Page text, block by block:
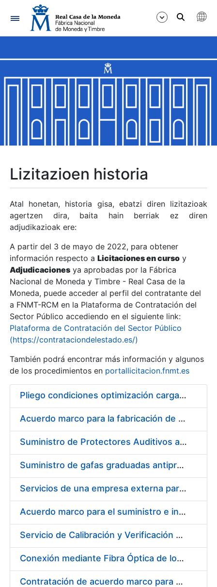
Nabigazioa
Erakutsi/Ezkutatu
Erakutsi/Ezkutatu
Erakutsi/Ezkutatu
Erakutsi/Ezkutatu
Erakutsi/Ezkutatu
Erakutsi/Ezkutatu
Erakutsi/Ezkutatu
Erakutsi/Ezkutatu
Lizitazioen historia
Atal honetan, historia gisa, ebatzi diren lizitazioak
agertzen dira, baita hain berriak ez diren
adjudikazioak ere:
A partir del 3 de mayo de 2022, para obtener
información respecto a Licitaciones en curso y
Adjudicaciones ya aprobadas por la Fábrica
Nacional de Moneda y Timbre - Real Casa de la
Moneda, puede acceder al perfil del contratante del
a FNMT-RCM en la Plataforma de Contratación del
Sector Público accediendo en el siguiente link:
Plataforma de Contratación del Sector Público
(https://contrataciondelestado.es/)
También podrá encontrar más información y algunos
de los procedimientos en portallicitacion.fnmt.es
Pliego condiciones optimización cargas compras firmado
Acuerdo marco para la fabricación de piezas
Suministro de Protectores Auditivos a medida para las personas trabajadoras de los Centros de Trabajo de Madrid y Burgos
Suministro de gafas graduadas antiproyecciones para los trabajadores de la FNMT-RCM en los centros de trabajo de Madrid y Burgos
Servicios de una empresa externa para el asesoramiento y resolución de los recursos de alzada que se presentan relacionados con procesos de selección para la FNMT-RCM
Acuerdo marco para el suministro e instalación de persianas, estores y otros complementos
Servicio de Calibración y Verificación Externa de los Equipos de Medición del Servicio de Prevención de la FNMT-RCM
Conexión mediante Fibra Óptica de los Centros de Proceso de Datos (CPDs) de las sedes de la FNMT-RCM de Burgos y Madrid
Contratación de acuerdo marco para el Suministro de Material de Electricidad para la Fábrica Nacional de Moneda y Timbre-Real Casa de la Moneda en su centro de trabajo de Burgos